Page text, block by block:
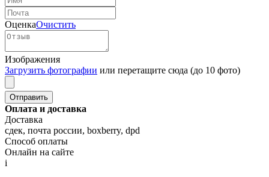
ОценкаОчистить
Изображения
Загрузить фотографии или перетащите сюда (до 10 фото)
Оплата и доставка
Доставка
сдек, почта россии, boxberry, dpd
Способ оплаты
Онлайн на сайте
i